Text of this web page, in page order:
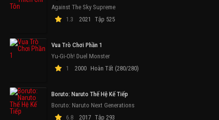
Against The Sky Supreme
1.3
2021 Tập 525
Vua Trò Chơi Phần 1
Yu-Gi-Oh! Duel Monster
1
2000 Hoàn Tất (280/280)
Boruto: Naruto Thế Hệ Kế Tiếp
Boruto: Naruto Next Generations
6.8
2017 Tập 293